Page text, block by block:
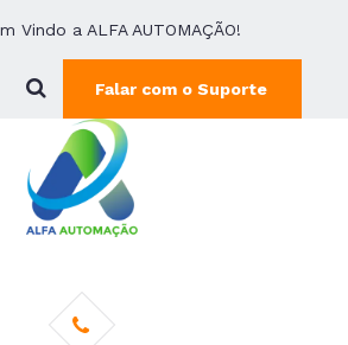
Vindo a ALFA AUTOMAÇÃO!
Falar com o Suporte